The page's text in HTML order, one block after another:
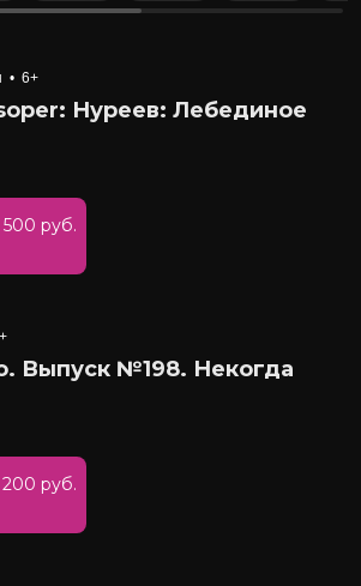
• 6+
Нуреев: Лебединое
500 руб.
Выпуск №198. Некогда
200 руб.